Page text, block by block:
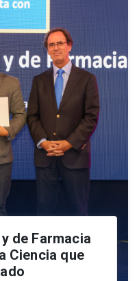
de Farmacia
Ciencia que